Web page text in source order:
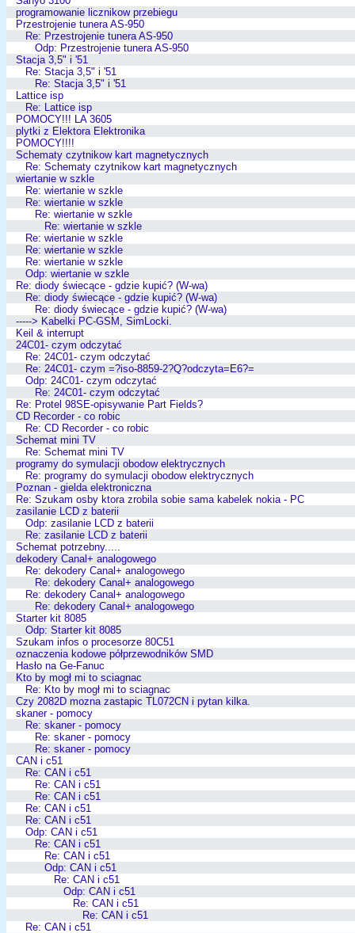
programowanie licznikow przebiegu
Przestrojenie tunera AS-950
Re: Przestrojenie tunera AS-950
Odp: Przestrojenie tunera AS-950
Stacja 3,5" i '51
Re: Stacja 3,5" i '51
Re: Stacja 3,5" i '51
Lattice isp
Re: Lattice isp
POMOCY!!! LA 3605
plytki z Elektora Elektronika
POMOCY!!!!
Schematy czytnikow kart magnetycznych
Re: Schematy czytnikow kart magnetycznych
wiertanie w szkle
Re: wiertanie w szkle
Re: wiertanie w szkle
Re: wiertanie w szkle
Re: wiertanie w szkle
Re: wiertanie w szkle
Re: wiertanie w szkle
Re: wiertanie w szkle
Odp: wiertanie w szkle
Re: diody świecące - gdzie kupić? (W-wa)
Re: diody świecące - gdzie kupić? (W-wa)
Re: diody świecące - gdzie kupić? (W-wa)
-----> Kabelki PC-GSM, SimLocki.
Keil & interrupt
24C01- czym odczytać
Re: 24C01- czym odczytać
Re: 24C01- czym =?iso-8859-2?Q?odczyta=E6?=
Odp: 24C01- czym odczytać
Re: 24C01- czym odczytać
Re: Protel 98SE-opisywanie Part Fields?
CD Recorder - co robic
Re: CD Recorder - co robic
Schemat mini TV
Re: Schemat mini TV
programy do symulacji obodow elektrycznych
Re: programy do symulacji obodow elektrycznych
Poznan - gielda elektroniczna
Re: Szukam osby ktora zrobila sobie sama kabelek nokia - PC
zasilanie LCD z baterii
Odp: zasilanie LCD z baterii
Re: zasilanie LCD z baterii
Schemat potrzebny.....
dekodery Canal+ analogowego
Re: dekodery Canal+ analogowego
Re: dekodery Canal+ analogowego
Re: dekodery Canal+ analogowego
Re: dekodery Canal+ analogowego
Starter kit 8085
Odp: Starter kit 8085
Szukam infos o procesorze 80C51
oznaczenia kodowe półprzewodników SMD
Hasło na Ge-Fanuc
Kto by mogł mi to sciagnac
Re: Kto by mogł mi to sciagnac
Czy 2082D mozna zastapic TL072CN i pytan kilka.
skaner - pomocy
Re: skaner - pomocy
Re: skaner - pomocy
Re: skaner - pomocy
CAN i c51
Re: CAN i c51
Re: CAN i c51
Re: CAN i c51
Re: CAN i c51
Re: CAN i c51
Odp: CAN i c51
Re: CAN i c51
Re: CAN i c51
Odp: CAN i c51
Re: CAN i c51
Odp: CAN i c51
Re: CAN i c51
Re: CAN i c51
Re: CAN i c51